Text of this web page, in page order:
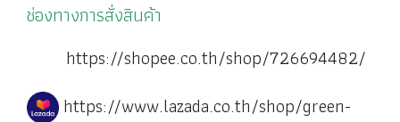
ช่องทางการสั่งสินค้า
https://shopee.co.th/shop/726694482/
https://www.lazada.co.th/shop/green-